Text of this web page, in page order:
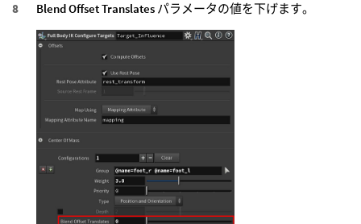
Blend Offset Translates パラメータの値を下げます。